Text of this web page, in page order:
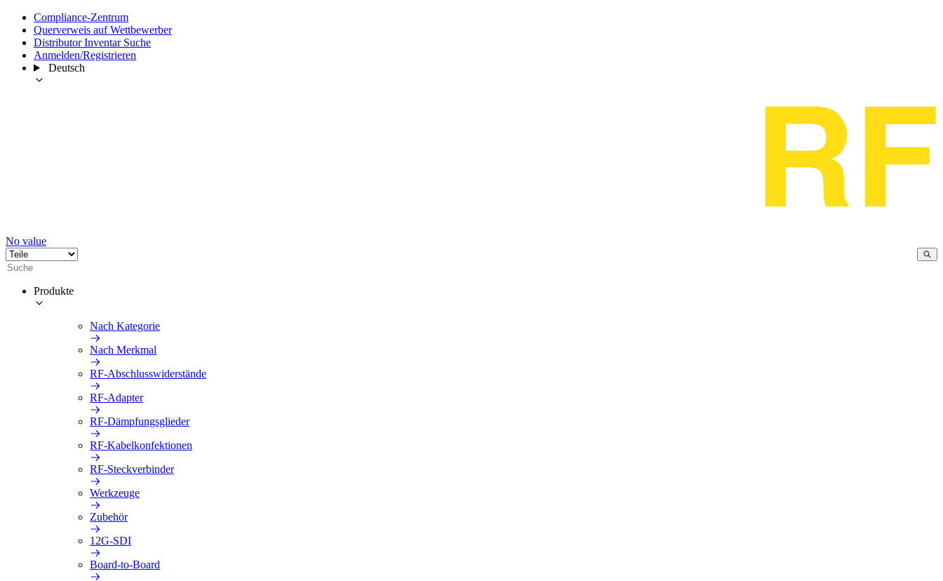
Compliance-Zentrum
Querverweis auf Wettbewerber
Distributor Inventar Suche
Anmelden/Registrieren
Deutsch
No value
Produkte
Nach Kategorie
Nach Merkmal
RF-Abschlusswiderstände
RF-Adapter
RF-Dämpfungsglieder
RF-Kabelkonfektionen
RF-Steckverbinder
Werkzeuge
Zubehör
12G-SDI
Board-to-Board